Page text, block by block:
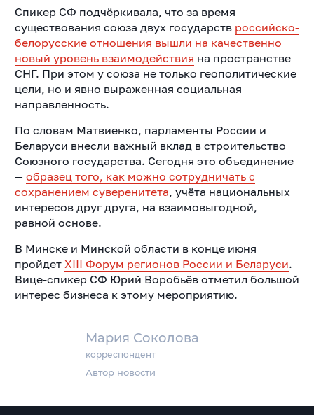
Мария Соколова
корреспондент
Автор новости
Спикер СФ подчёркивала, что за время
существования союза двух государств российско-
белорусские отношения вышли на качественно
новый уровень взаимодействия на пространстве
СНГ. При этом у союза не только геополитические
цели, но и явно выраженная социальная
направленность.
По словам Матвиенко, парламенты России и
Беларуси внесли важный вклад в строительство
Союзного государства. Сегодня это объединение
— образец того, как можно сотрудничать с
сохранением суверенитета, учёта национальных
интересов друг друга, на взаимовыгодной,
равной основе.
В Минске и Минской области в конце июня
пройдет XIII Форум регионов России и Беларуси.
Вице-спикер СФ Юрий Воробьёв отметил большой
интерес бизнеса к этому мероприятию.